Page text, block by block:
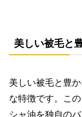
美しい被毛と
美しい被毛と豊
な特徴です。こ
シャ油を独自の